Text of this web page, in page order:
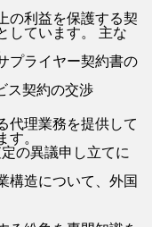
の利益を保護する契
しています。 主な
プライヤー契約書の
ス契約の交渉
代理業務を提供して
。
の異議申し立てに
構造について、外国